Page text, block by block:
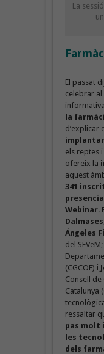
La
Farmàc
El passat
celebrar al
informativa
la
d’explicar
els reptes
ofereix la
aquest
341
Webinar.
Dalmases
Ángeles
del SEVeM;
(CGCOF) i
Consell de
Catalunya
ressaltar
pas molt
les
dels